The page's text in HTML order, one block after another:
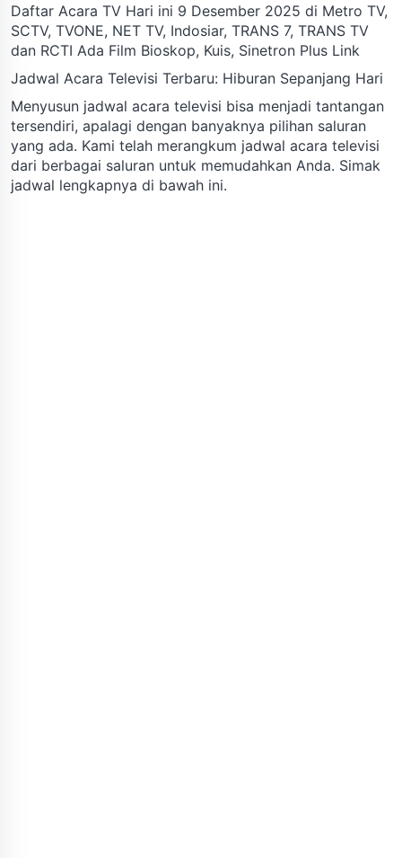
Daftar Acara TV Hari ini 9 Desember 2025 di Metro TV,
SCTV, TVONE, NET TV, Indosiar, TRANS 7, TRANS TV
dan RCTI Ada Film Bioskop, Kuis, Sinetron Plus Link
Jadwal Acara Televisi Terbaru: Hiburan Sepanjang Hari
Menyusun jadwal acara televisi bisa menjadi tantangan
tersendiri, apalagi dengan banyaknya pilihan saluran
yang ada. Kami telah merangkum jadwal acara televisi
dari berbagai saluran untuk memudahkan Anda. Simak
jadwal lengkapnya di bawah ini.